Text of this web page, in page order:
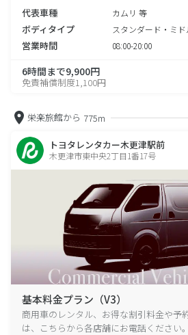
代表車種 カムリ 等
ボディタイプ スタンダード・ミド
営業時間 08:00-20:00
6時間まで9,900円
免責補償制度1,100円
栄楽旅館から 775m
トヨタレンタカー木更津駅前
木更津市東中央2丁目1番17号
基本料金プラン（V3）
商用車のレンタル、お得な割引料金や予
は、こちらから各店舗にお電話ください。